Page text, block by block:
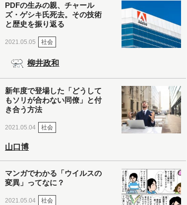
PDFの生みの親、チャール
ズ・ゲシキ氏死去。その技術
と歴史を振り返る
2021.05.05 社会
柳井政和
新年度で登場した「どうして
もソリが合わない同僚」と付
き合う方法
2021.05.04 社会
山口博
マンガでわかる「ウイルスの
変異」ってなに？
2021.05.04 社会